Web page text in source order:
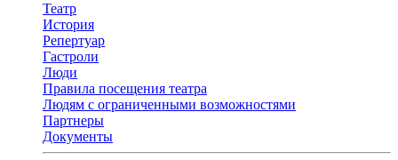
Театр
История
Репертуар
Гастроли
Люди
Правила посещения театра
Людям с ограниченными возможностями
Партнеры
Документы